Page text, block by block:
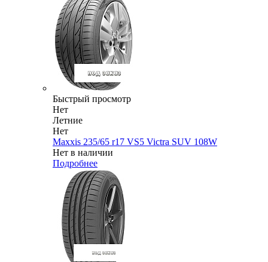
Быстрый просмотр
Нет
Летние
Нет
Maxxis 235/65 r17 VS5 Victra SUV 108W
Нет в наличии
Подробнее